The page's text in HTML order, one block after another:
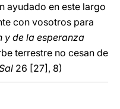
ayudado en este largo
con vosotros para
y de la esperanza
terrestre no cesan de
26 [27], 8)